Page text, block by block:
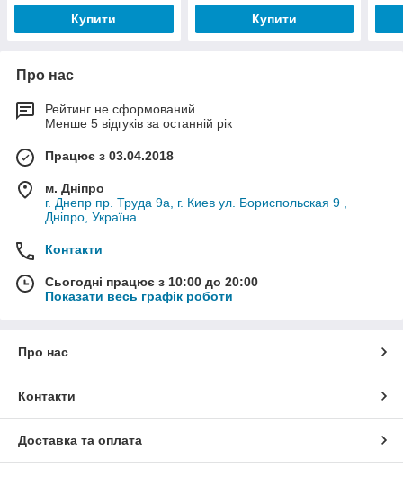
Купити Купити
Про нас
Рейтинг не сформований
Менше 5 відгуків за останній рік
Працює з 03.04.2018
м. Дніпро
г. Днепр пр. Труда 9а, г. Киев ул. Бориспольская 9 ,
Дніпро, Україна
Контакти
Сьогодні працює з 10:00 до 20:00
Показати весь графік роботи
Про нас
Контакти
Доставка та оплата